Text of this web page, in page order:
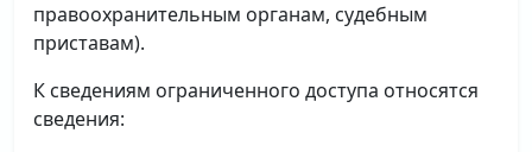
правоохранительным органам, судебным
приставам).
К сведениям ограниченного доступа относятся
сведения: